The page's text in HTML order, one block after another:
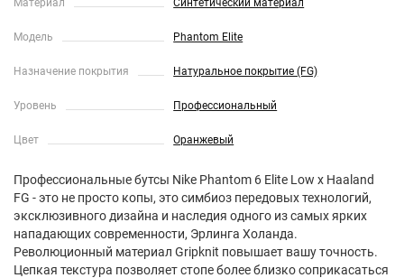
Материал Синтетический материал
Модель Phantom Elite
Назначение покрытия Натуральное покрытие (FG)
Уровень Профессиональный
Цвет Оранжевый
Профессиональные бутсы Nike Phantom 6 Elite Low x Haaland
FG - это не просто копы, это симбиоз передовых технологий,
эксклюзивного дизайна и наследия одного из самых ярких
нападающих современности, Эрлинга Холанда.
Революционный материал Gripknit повышает вашу точность.
Цепкая текстура позволяет стопе более близко соприкасаться